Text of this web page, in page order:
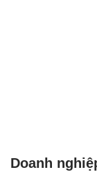
Doanh